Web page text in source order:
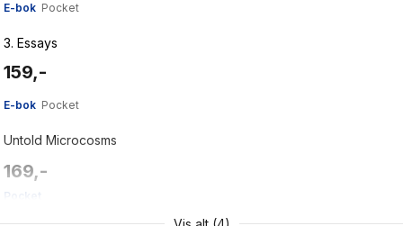
E-bok Pocket
3. Essays
159,-
E-bok Pocket
Untold Microcosms
169,-
Pocket